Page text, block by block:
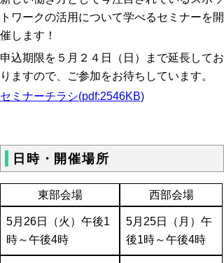
トワークの活用について学べるセミナーを開
催します！
申込期限を５月２４日（日）まで延長してお
りますので、ご参加をお待ちしています。
セミナーチラシ(pdf:2546KB)
日時・開催場所
東部会場 西部会場
5月26日（火）午後1
時～午後4時
5月25日（月）午
後1時～午後4時